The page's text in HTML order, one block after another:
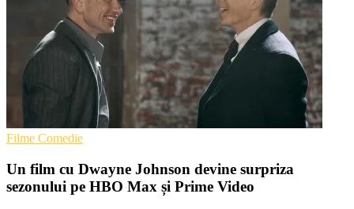
Filme Comedie
Un film cu Dwayne Johnson devine surpriza
sezonului pe HBO Max și Prime Video